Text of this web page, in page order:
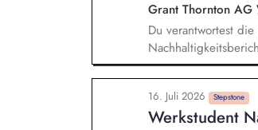
Grant Thornton AG
Du verantwortest
ausgerichtete
von
Schwerpunkt
(GT-)Gremien ein.
16. Juli 2026 Stepstone
Werkstudent